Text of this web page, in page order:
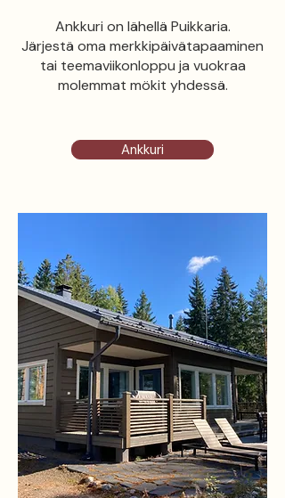
Ankkuri on lähellä Puikkaria.
Järjestä oma merkkipäivätapaaminen
tai teemaviikonloppu ja vuokraa
molemmat mökit yhdessä.
Ankkuri